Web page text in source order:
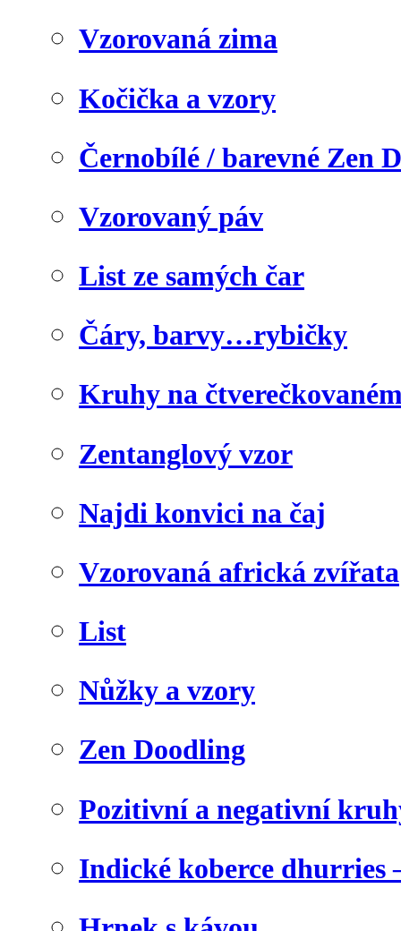
Vzorovaná zima
Kočička a vzory
Černobílé / barevné Zen
Vzorovaný páv
List ze samých čar
Čáry, barvy…rybičky
Kruhy na
Zentanglový vzor
Najdi konvici na čaj
Vzorovaná africká zvířata
List
Nůžky a vzory
Zen Doodling
Pozitivní a negativní
Indické koberce dhurries